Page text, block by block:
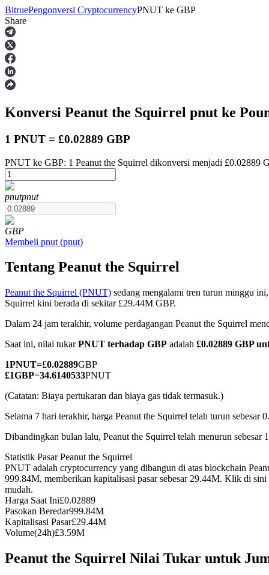
Berjangka
USDT Berjangka
Kontrak berjangka menggunakan USDT sebagai jaminannya
COIN-M Berjangka
Mata Uang Kripto Berjangka
USDC Berjangka
Kontrak berjangka menggunakan USDC sebagai jaminannya
BitruePengonversi CryptocurrencyPNUT ke GBP
Share
Konversi Peanut the Squirrel pnut ke
1 PNUT = £0.02889 GBP
PNUT ke GBP: 1 Peanut the Squirrel dikonversi menjadi £0.02889
pnutpnut
GBP
Membeli pnut (pnut)
Tentang Peanut the Squirrel
Peanut the Squirrel (PNUT) sedang mengalami tren turun minggu
Squirrel kini berada di sekitar £29.44M GBP.
Dalam 24 jam terakhir, volume perdagangan Peanut the Squirrel
Saat ini, nilai tukarPNUT terhadap GBP adalah £0.02889 GBP
1PNUT=£0.02889GBP
£1GBP=34.6140533PNUT
(Catatan: Biaya pertukaran dan biaya gas tidak termasuk.)
Selama 7 hari terakhir, harga Peanut the Squirrel telah turun sebesar
Dibandingkan bulan lalu, Peanut the Squirrel telah menurun sebesar
Statistik Pasar Peanut the Squirrel
PNUT adalah cryptocurrency yang dibangun di atas blockchain
999.84M, memberikan kapitalisasi pasar sebesar 29.44M. Klik di
mudah.
Harga Saat Ini£0.02889
Pasokan Beredar999.84M
Kapitalisasi Pasar£29.44M
Volume(24h)£3.59M
Peanut the Squirrel Nilai Tukar untuk